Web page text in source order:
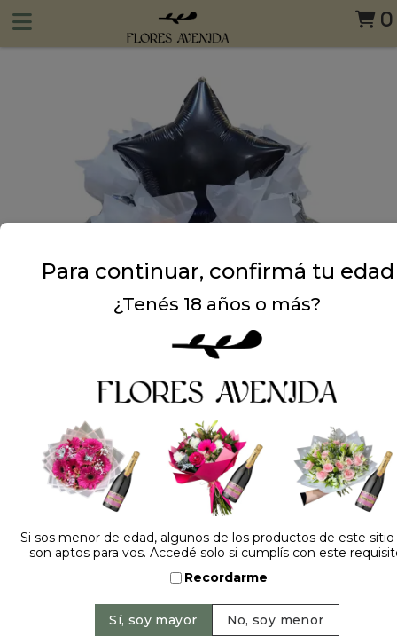
0
Dejá tu opinión
NOMBRE
Para continuar, confirmá tu edad
¿Tenés 18 años o más?
Si sos menor de edad, algunos de los productos de este
son aptos para vos. Accedé solo si cumplís con este
Recordarme